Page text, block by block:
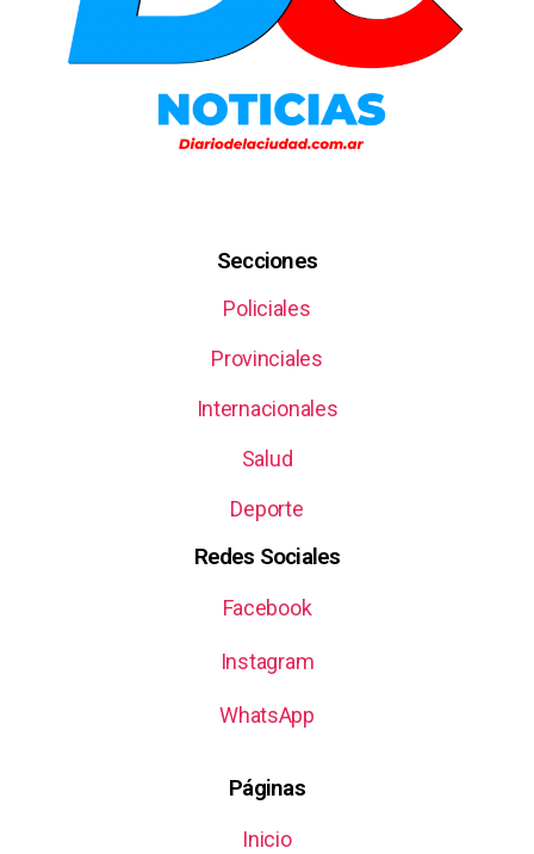
Secciones
Policiales
Provinciales
Internacionales
Salud
Deporte
Redes Sociales
Facebook
Instagram
WhatsApp
Páginas
Inicio